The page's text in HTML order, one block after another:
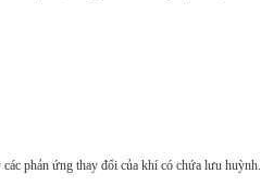
phản ứng thay đổi của khí có chứa lưu huỳnh.